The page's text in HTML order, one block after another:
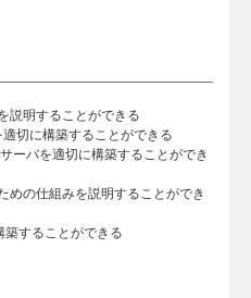
説明することができる
切に構築することができる
ーバを適切に構築することができ
めの仕組みを説明することができ
することができる